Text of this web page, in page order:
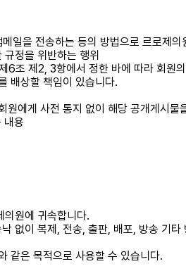
일을 전송하는 등의 방법으로 르로제
정을 위반하는 행위
조 제2, 3항에서 정한 바에 따라 회원
배상할 책임이 있습니다.
에게 사전 통지 없이 해당 공개게시
내용
원에 귀속합니다.
없이 복제, 전송, 출판, 배포, 방송 기
같은 목적으로 사용할 수 있습니다.